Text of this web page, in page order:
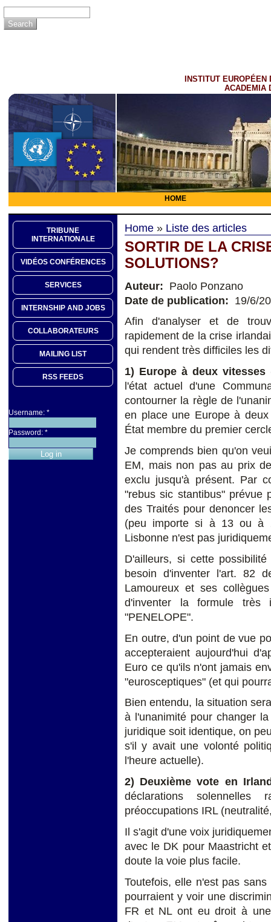
INSTITUT EUROPÉEN
ACADEMIA
HOME
TRIBUNE
INTERNATIONALE
VIDÉOS CONFÉRENCES
SERVICES
INTERNSHIP AND JOBS
COLLABORATEURS
MAILING LIST
RSS FEEDS
Username: *
Password: *
Home » Liste des articles
SORTIR DE LA
SOLUTIONS?
Auteur: Paolo Ponzano
Date de publication: 19/6/
Afin d'analyser et de
rapidement de la crise
qui rendent très difficiles les
1) Europe à deux
l'état actuel d'une
contourner la règle de
en place une Europe à
État membre du premier
Je comprends bien qu'on
EM, mais non pas au prix
exclu jusqu'à présent. Par
"rebus sic stantibus" prévue
des Traités pour denoncer
(peu importe si à 13 ou à
Lisbonne n'est pas
D'ailleurs, si cette
besoin d'inventer l'art. 82
Lamoureux et ses
d'inventer la formule très
"PENELOPE".
En outre, d'un point de vue
accepteraient aujourd'hui
Euro ce qu'ils n'ont jamais
"eurosceptiques" (et qui
Bien entendu, la situation
à l'unanimité pour changer
juridique soit identique, on
s'il y avait une volonté
l'heure actuelle).
2) Deuxième vote en
déclarations
préoccupations IRL
Il s'agit d'une voix
avec le DK pour Maastricht
doute la voie plus facile.
Toutefois, elle n'est pas
pourraient y voir une
FR et NL ont eu droit à